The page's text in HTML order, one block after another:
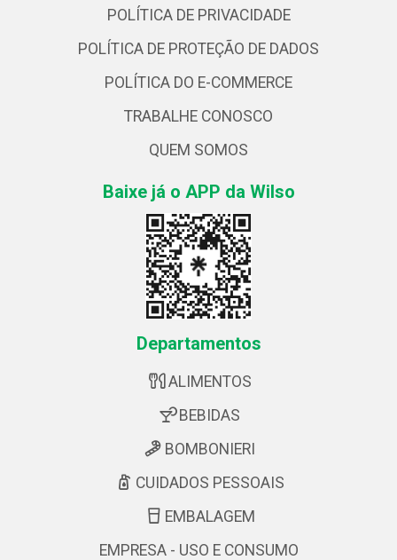
POLÍTICA DE PRIVACIDADE
POLÍTICA DE PROTEÇÃO DE DADOS
POLÍTICA DO E-COMMERCE
TRABALHE CONOSCO
QUEM SOMOS
Baixe já o APP da Wilso
Departamentos
ALIMENTOS
BEBIDAS
BOMBONIERI
CUIDADOS PESSOAIS
EMBALAGEM
EMPRESA - USO E CONSUMO